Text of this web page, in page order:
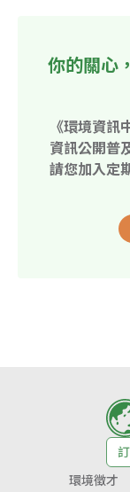
你的關心
《環境資
資訊公開普
請您加入定
環境徵才